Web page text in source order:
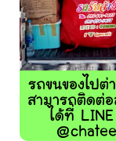
รถขนของไปต่
สามารถติดต่
ได้ที่